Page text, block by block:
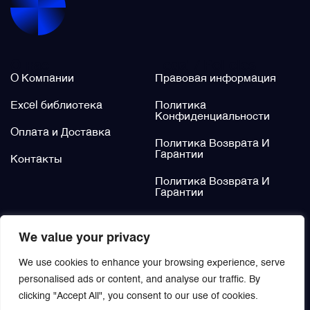
We value your privacy
We use cookies to enhance your browsing experience, serve
personalised ads or content, and analyse our traffic. By
clicking "Accept All", you consent to our use of cookies.
О Компании
Excel библиотека
Оплата и Доставка
Контакты
Правовая информация
Политика
Конфиденциальности
Политика Возврата И
Гарантии
Политика Возврата И
Гарантии
Щётки (угольные щётки)